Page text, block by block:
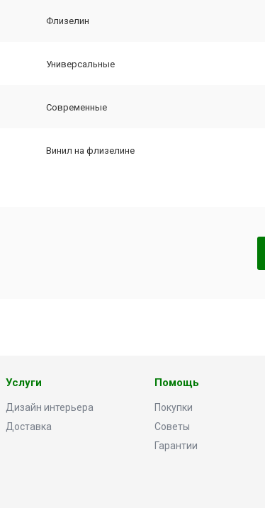
Флизелин
Универсальные
Современные
Винил на флизелине
Услуги
Дизайн интерьера
Доставка
Помощь
Покупки
Советы
Гарантии